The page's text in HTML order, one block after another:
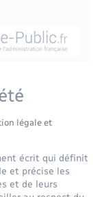
de l’espace
légale et
écrit qui définit
et précise les
et de leurs